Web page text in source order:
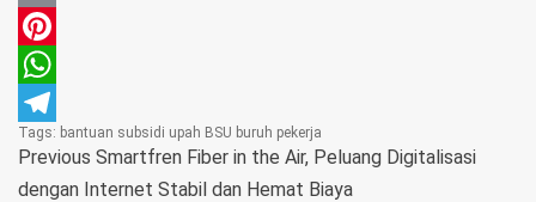
Email
Pinterest
WhatsApp
Telegram
Tags: bantuan subsidi upah BSU buruh pekerja
Previous Smartfren Fiber in the Air, Peluang Digitalisasi
dengan Internet Stabil dan Hemat Biaya